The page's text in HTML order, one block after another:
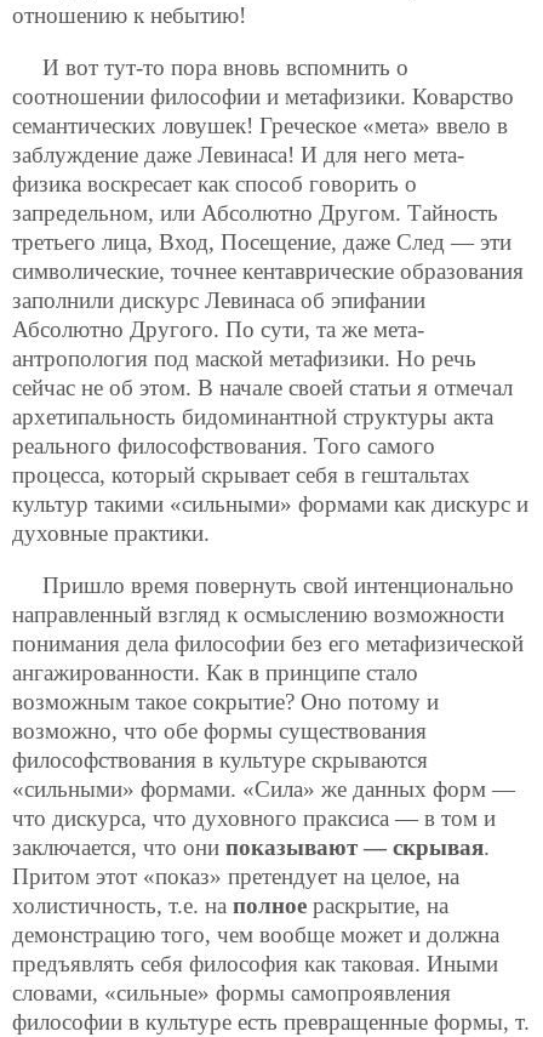
отношению к небытию!
И вот тут-то пора вновь вспомнить о
соотношении философии и метафизики. Коварство
семантических ловушек! Греческое «мета» ввело в
заблуждение даже Левинаса! И для него мета-
физика воскресает как способ говорить о
запредельном, или Абсолютно Другом. Тайность
третьего лица, Вход, Посещение, даже След — эти
символические, точнее кентаврические образования
заполнили дискурс Левинаса об эпифании
Абсолютно Другого. По сути, та же мета-
антропология под маской метафизики. Но речь
сейчас не об этом. В начале своей статьи я отмечал
архетипальность бидоминантной структуры акта
реального философствования. Того самого
процесса, который скрывает себя в гештальтах
культур такими «сильными» формами как дискурс и
духовные практики.
Пришло время повернуть свой интенционально
направленный взгляд к осмыслению возможности
понимания дела философии без его метафизической
ангажированности. Как в принципе стало
возможным такое сокрытие? Оно потому и
возможно, что обе формы существования
философствования в культуре скрываются
«сильными» формами. «Сила» же данных форм —
что дискурса, что духовного праксиса — в том и
заключается, что они показывают — скрывая.
Притом этот «показ» претендует на целое, на
холистичность, т.е. на полное раскрытие, на
демонстрацию того, чем вообще может и должна
предъявлять себя философия как таковая. Иными
словами, «сильные» формы самопроявления
философии в культуре есть превращенные формы, т.